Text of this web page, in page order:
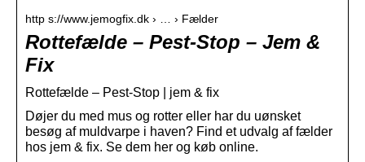
http s://www.jemogfix.dk › … › Fælder
Rottefælde – Pest-Stop – Jem &
Fix
Rottefælde – Pest-Stop | jem & fix
Døjer du med mus og rotter eller har du uønsket
besøg af muldvarpe i haven? Find et udvalg af fælder
hos jem & fix. Se dem her og køb online.